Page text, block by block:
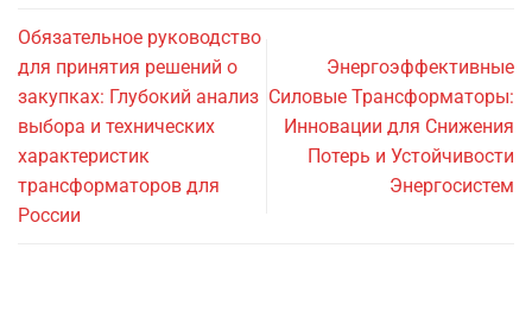
Обязательное руководство
для принятия решений о
закупках: Глубокий анализ
выбора и технических
характеристик
трансформаторов для
России
Энергоэффективные
Силовые Трансформаторы:
Инновации для Снижения
Потерь и Устойчивости
Энергосистем